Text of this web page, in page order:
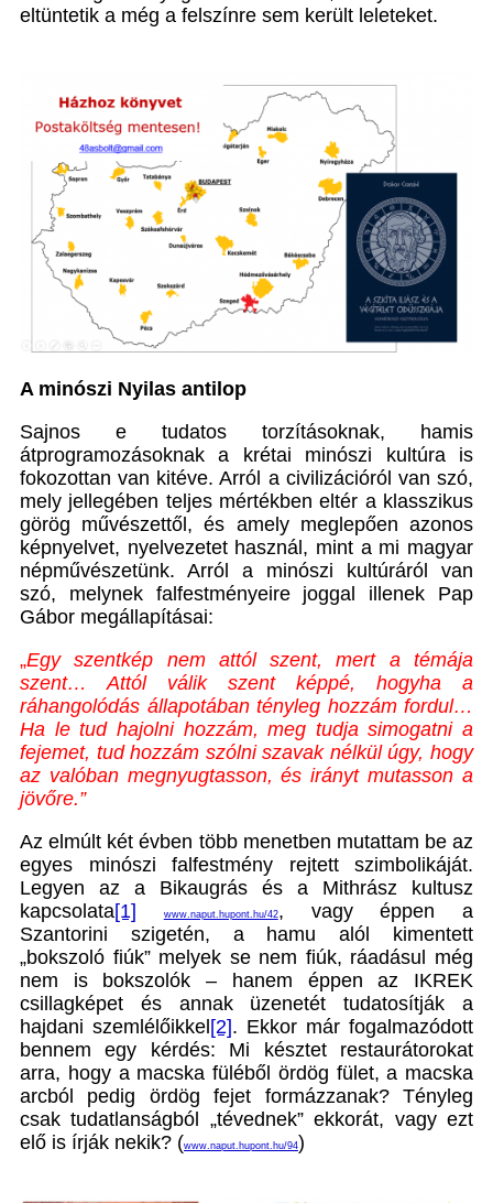
eltüntetik a még a felszínre sem került leleteket.
A minószi Nyilas antilop
Sajnos e tudatos torzításoknak, hamis
átprogramozásoknak a krétai minószi kultúra is
fokozottan van kitéve. Arról a civilizációról van szó,
mely jellegében teljes mértékben eltér a klasszikus
görög művészettől, és amely meglepően azonos
képnyelvet, nyelvezetet használ, mint a mi magyar
népművészetünk. Arról a minószi kultúráról van
szó, melynek falfestményeire joggal illenek Pap
Gábor megállapításai:
„Egy szentkép nem attól szent, mert a témája
szent… Attól válik szent képpé, hogyha a
ráhangolódás állapotában tényleg hozzám fordul…
Ha le tud hajolni hozzám, meg tudja simogatni a
fejemet, tud hozzám szólni szavak nélkül úgy, hogy
az valóban megnyugtasson, és irányt mutasson a
jövőre.”
Az elmúlt két évben több menetben mutattam be az
egyes minószi falfestmény rejtett szimbolikáját.
Legyen az a Bikaugrás és a Mithrász kultusz
kapcsolata[1] www.naput.hupont.hu/42, vagy éppen a
Szantorini szigetén, a hamu alól kimentett
„bokszoló fiúk” melyek se nem fiúk, ráadásul még
nem is bokszolók – hanem éppen az IKREK
csillagképet és annak üzenetét tudatosítják a
hajdani szemlélőikkel [2]. Ekkor már fogalmazódott
bennem egy kérdés: Mi késztet restaurátorokat
arra, hogy a macska füléből ördög fület, a macska
arcból pedig ördög fejet formázzanak? Tényleg
csak tudatlanságból „tévednek” ekkorát, vagy ezt
elő is írják nekik? (www.naput.hupont.hu/94)